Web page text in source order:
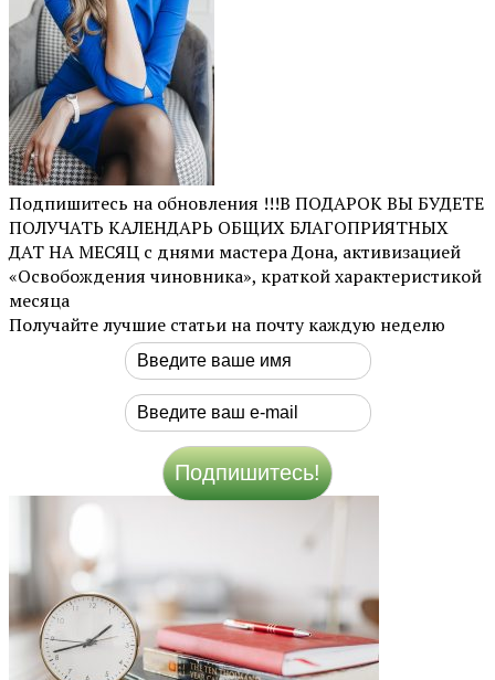
Подпишитесь на обновления !!!В ПОДАРОК ВЫ БУДЕТЕ
ПОЛУЧАТЬ КАЛЕНДАРЬ ОБЩИХ БЛАГОПРИЯТНЫХ
ДАТ НА МЕСЯЦ с днями мастера Дона, активизацией
«Освобождения чиновника», краткой характеристикой
месяца
Получайте лучшие статьи на почту каждую неделю